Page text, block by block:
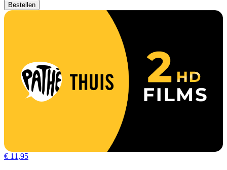
Bestellen
€ 11,95